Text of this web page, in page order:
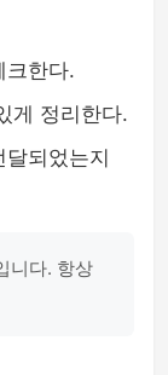
크한다.
게 정리한다.
되었는지
니다. 항상